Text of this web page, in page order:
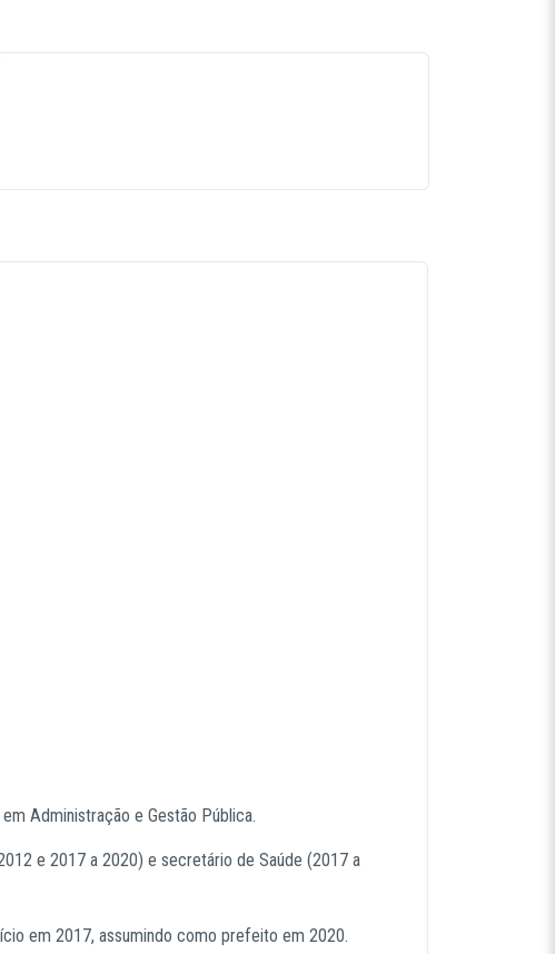
Administração e Gestão Pública.
e 2017 a 2020) e secretário de Saúde (2017 a
em 2017, assumindo como prefeito em 2020.